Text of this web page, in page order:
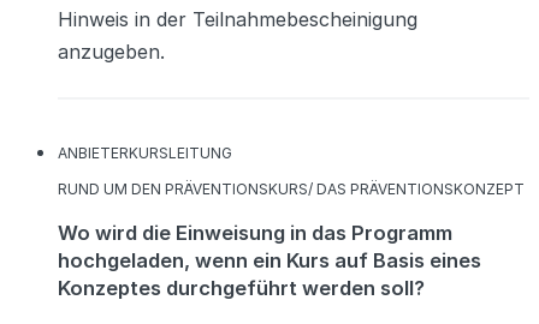
Hinweis in der Teilnahmebescheinigung
anzugeben.
KATEGORIEN
ANBIETERKURSLEITUNG
KATEGORIEN
RUND UM DEN PRÄVENTIONSKURS/ DAS PRÄVENTIONSKONZEPT
Wo wird die Einweisung in das Programm
hochgeladen, wenn ein Kurs auf Basis eines
Konzeptes durchgeführt werden soll?